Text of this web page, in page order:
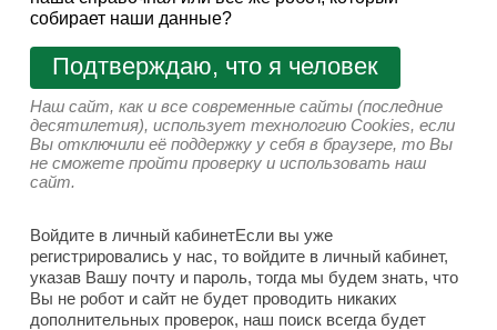
собирает наши данные?
Подтверждаю, что я человек
Наш сайт, как и все современные сайты (последние
десятилетия), использует технологию Cookies, если
Вы отключили её поддержку у себя в браузере, то Вы
не сможете пройти проверку и использовать наш
сайт.
Войдите в личный кабинетЕсли вы уже
регистрировались у нас, то войдите в личный кабинет,
указав Вашу почту и пароль, тогда мы будем знать, что
Вы не робот и сайт не будет проводить никаких
дополнительных проверок, наш поиск всегда будет